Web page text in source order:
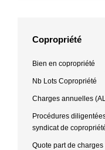
Copropriété
Bien en copropriété
Nb Lots Copropriété
Charges annuelles
Procédures
syndicat de
Quote part de charges